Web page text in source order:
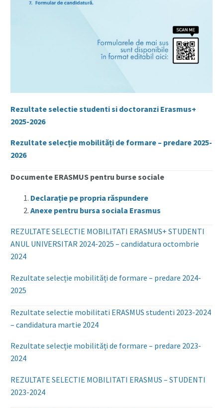
Rezultate selectie studenti si doctoranzi Erasmus+
2025-2026
Rezultate selecție mobilități de formare – predare 2025-
2026
Documente ERASMUS pentru burse sociale
Declarație pe propria răspundere
Anexe pentru bursa sociala Erasmus
REZULTATE SELECTIE MOBILITATI ERASMUS+ STUDENTI
ANUL UNIVERSITAR 2024-2025 – candidatura octombrie
2024
Rezultate selecție mobilități de formare – predare 2024-
2025
Rezultate selectie mobilitati ERASMUS studenti 2023-2024
– candidatura martie 2024
Rezultate selecție mobilități de formare – predare 2023-
2024
REZULTATE SELECTIE MOBILITATI ERASMUS – STUDENTI
2023-2024